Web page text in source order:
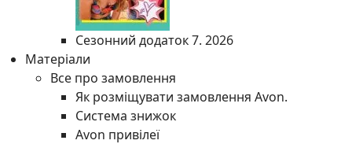
Сезонний додаток 7. 2026
Матеріали
Все про замовлення
Як розміщувати замовлення Avon.
Система знижок
Avon привілеї